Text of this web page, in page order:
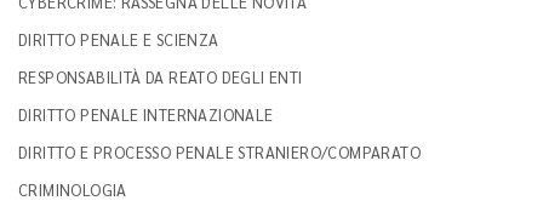
DIRITTO PENALE E SCIENZA
RESPONSABILITÀ DA REATO DEGLI ENTI
DIRITTO PENALE INTERNAZIONALE
DIRITTO E PROCESSO PENALE STRANIERO/COMPARATO
CRIMINOLOGIA